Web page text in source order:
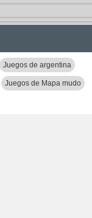
Juegos de argentina
Juegos de Mapa mudo